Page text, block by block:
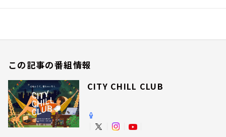
この記事の番組情報
CITY CHILL CLUB